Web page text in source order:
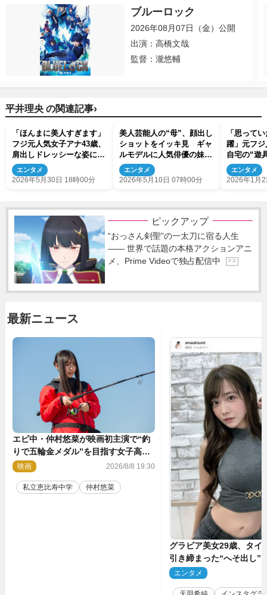
ブルーロック
2026年08月07日（金）公開
出演：高橋文哉
監督：瀧悠輔
平井理央 の関連記事›
「ほんまに美人すぎます」
フジ元人気女子アナ43歳、
肩出しドレッシーな姿に反
響エンタメ
2026年5月30日 18時00分
美人芸能人の“母”、顔出し
ショットをイッキ見 ギャ
ルモデルに人気俳優の妹も
【きょうは母の日】
エンタメ
2026年5月10日 07時00分
「思って
躍」元フ
自宅の“遊
い」の声
エンタメ
2026年1月
ピックアップ
“おっさん剣聖”の一太刀に宿る人生
―― 世界で話題の本格アクションアニ
メ、Prime Videoで独占配信中
P R
最新ニュース
エビ中・仲村悠菜が映画初主演で“釣
りで五輪金メダル”を目指す女子高生
に！ 映画『つりこまち』今秋公開
映画 2026/8/8 19:30
私立恵比寿中学 仲村悠菜
グラビア美女29歳、タイ
引き締まった“へそ出し”
「可愛い過ぎる」
エンタメ